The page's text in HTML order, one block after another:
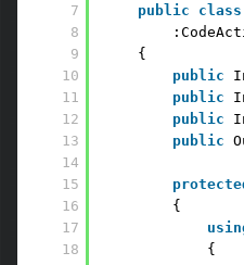
7
8
9
10
11
12
13
14
15
16
17
18
public class
{
public
public
public
public
{
{